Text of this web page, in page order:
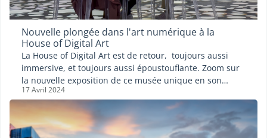
Nouvelle plongée dans l'art numérique à la
House of Digital Art
La House of Digital Art est de retour, toujours aussi
immersive, et toujours aussi époustouflante. Zoom sur
la nouvelle exposition de ce musée unique en son
genre, “Toutes les îles sont des arbres”.
17 Avril 2024